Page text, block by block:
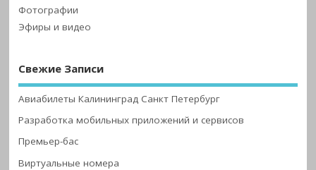
Фотографии
Эфиры и видео
Свежие Записи
Авиабилеты Калининград Санкт Петербург
Разработка мобильных приложений и сервисов
Премьер-бас
Виртуальные номера